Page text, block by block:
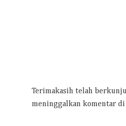
Terimakasih telah
meninggalkan komentar